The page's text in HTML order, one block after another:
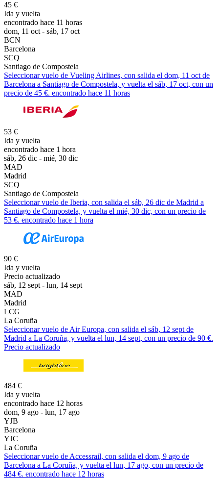
45 €
Ida y vuelta
encontrado hace 11 horas
dom, 11 oct - sáb, 17 oct
BCN
Barcelona
SCQ
Santiago de Compostela
Seleccionar vuelo de Vueling Airlines, con salida el dom, 11 oct de
Barcelona a Santiago de Compostela, y vuelta el sáb, 17 oct, con un
precio de 45 €. encontrado hace 11 horas
53 €
Ida y vuelta
encontrado hace 1 hora
sáb, 26 dic - mié, 30 dic
MAD
Madrid
SCQ
Santiago de Compostela
Seleccionar vuelo de Iberia, con salida el sáb, 26 dic de Madrid a
Santiago de Compostela, y vuelta el mié, 30 dic, con un precio de
53 €. encontrado hace 1 hora
90 €
Ida y vuelta
Precio actualizado
sáb, 12 sept - lun, 14 sept
MAD
Madrid
LCG
La Coruña
Seleccionar vuelo de Air Europa, con salida el sáb, 12 sept de
Madrid a La Coruña, y vuelta el lun, 14 sept, con un precio de 90 €.
Precio actualizado
484 €
Ida y vuelta
encontrado hace 12 horas
dom, 9 ago - lun, 17 ago
YJB
Barcelona
YJC
La Coruña
Seleccionar vuelo de Accessrail, con salida el dom, 9 ago de
Barcelona a La Coruña, y vuelta el lun, 17 ago, con un precio de
484 €. encontrado hace 12 horas